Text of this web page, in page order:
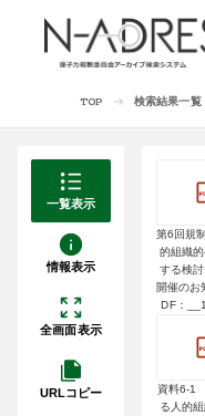
TOP 検索結果一覧
一覧表示
情報表示
全画面表示
URLコピー
第6回規
的組織
する検
開催のお
DF：
資料6-1
る人的